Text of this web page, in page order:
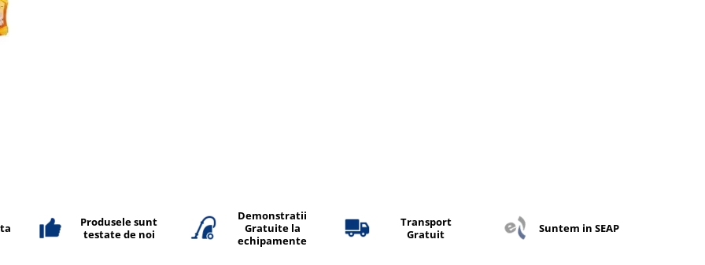
Produsele sunt
testate de noi
Demonstratii
Gratuite la
echipamente
Transport
Gratuit
Suntem in SEAP